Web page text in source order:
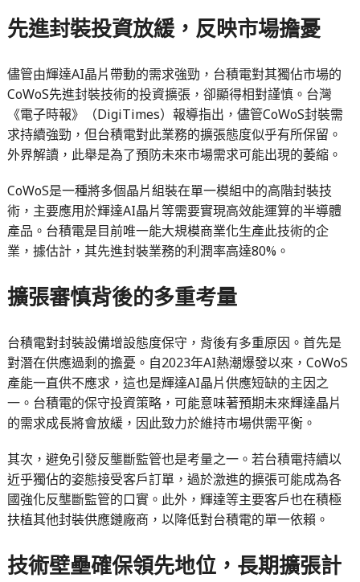
先進封裝投資放緩，反映市場擔憂
儘管由輝達AI晶片帶動的需求強勁，台積電對其獨佔市場的
CoWoS先進封裝技術的投資擴張，卻顯得相對謹慎。台灣
《電子時報》（DigiTimes）報導指出，儘管CoWoS封裝需
求持續強勁，但台積電對此業務的擴張態度似乎有所保留。
外界解讀，此舉是為了預防未來市場需求可能出現的萎縮。
CoWoS是一種將多個晶片組裝在單一模組中的高階封裝技
術，主要應用於輝達AI晶片等需要實現高效能運算的半導體
產品。台積電是目前唯一能大規模商業化生產此技術的企
業，據估計，其先進封裝業務的利潤率高達80%。
擴張審慎背後的多重考量
台積電對封裝設備增設態度保守，背後有多重原因。首先是
對潛在供應過剩的擔憂。自2023年AI熱潮爆發以來，CoWoS
產能一直供不應求，這也是輝達AI晶片供應短缺的主因之
一。台積電的保守投資策略，可能意味著預期未來輝達晶片
的需求成長將會放緩，因此致力於維持市場供需平衡。
其次，避免引發反壟斷監管也是考量之一。若台積電持續以
近乎獨佔的姿態接受客戶訂單，過於激進的擴張可能成為各
國強化反壟斷監管的口實。此外，輝達等主要客戶也在積極
扶植其他封裝供應鏈廠商，以降低對台積電的單一依賴。
技術壁壘確保領先地位，長期擴張計